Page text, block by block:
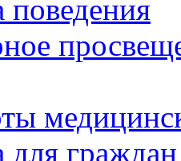
поведения
для граждан